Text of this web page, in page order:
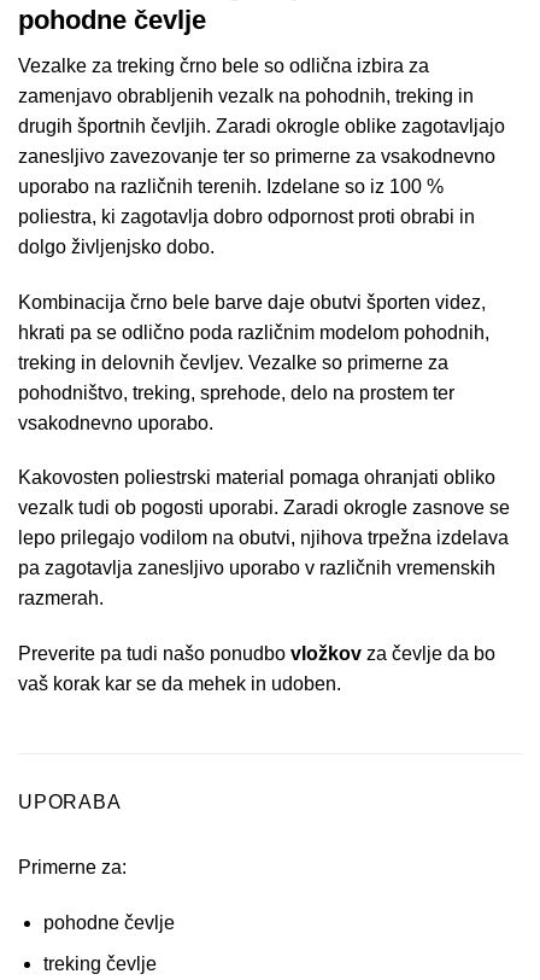
pohodne čevlje
Vezalke za treking črno bele so odlična izbira za
zamenjavo obrabljenih vezalk na pohodnih, treking in
drugih športnih čevljih. Zaradi okrogle oblike zagotavljajo
zanesljivo zavezovanje ter so primerne za vsakodnevno
uporabo na različnih terenih. Izdelane so iz 100 %
poliestra, ki zagotavlja dobro odpornost proti obrabi in
dolgo življenjsko dobo.
Kombinacija črno bele barve daje obutvi športen videz,
hkrati pa se odlično poda različnim modelom pohodnih,
treking in delovnih čevljev. Vezalke so primerne za
pohodništvo, treking, sprehode, delo na prostem ter
vsakodnevno uporabo.
Kakovosten poliestrski material pomaga ohranjati obliko
vezalk tudi ob pogosti uporabi. Zaradi okrogle zasnove se
lepo prilegajo vodilom na obutvi, njihova trpežna izdelava
pa zagotavlja zanesljivo uporabo v različnih vremenskih
razmerah.
Preverite pa tudi našo ponudbo vložkov za čevlje da bo
vaš korak kar se da mehek in udoben.
UPORABA
Primerne za:
pohodne čevlje
treking čevlje